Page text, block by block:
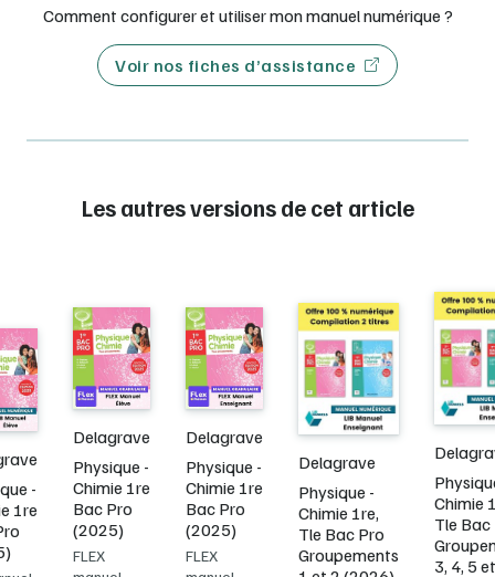
Comment configurer et utiliser mon manuel numérique ?
Voir nos fiches d’assistance
Les autres versions de cet article
-
1re
Delagrave
Physique -
Chimie 1re
Bac Pro
(2025)
FLEX
Delagrave
Physique -
Chimie 1re
Bac Pro
(2025)
FLEX
Delagrave
Physique -
Chimie 1re,
Tle Bac Pro
Groupements
Chimie
Tle Bac
3, 4, 5